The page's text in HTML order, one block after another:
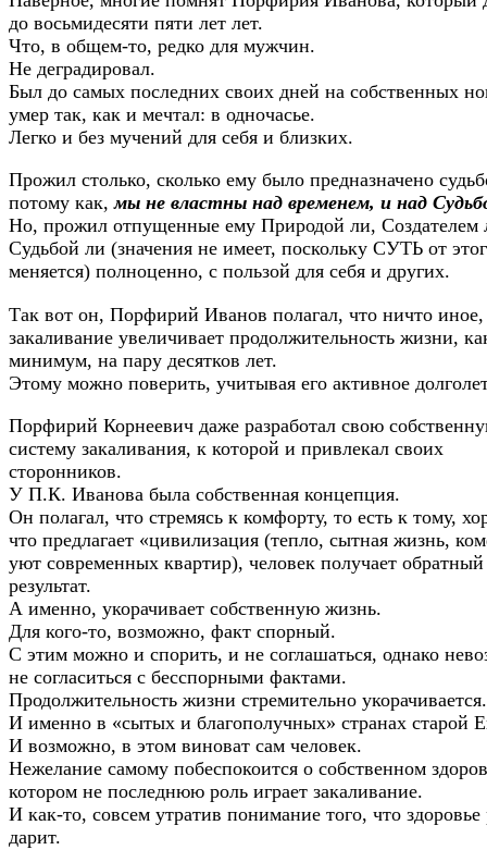
до восьмидесяти пяти лет лет.
Что, в общем-то, редко для мужчин.
Не деградировал.
Был до самых последних своих дней на собственных
умер так, как и мечтал: в одночасье.
Легко и без мучений для себя и близких.
Прожил столько, сколько ему было предназначено
потому как,мы не властны над временем, и над
Но, прожил отпущенные ему Природой ли, Создателем
Судьбой ли (значения не имеет, поскольку СУТЬ от
меняется) полноценно, с пользой для себя и других.
Так вот он, Порфирий Иванов полагал, что ничто иное,
закаливание увеличивает продолжительность жизни,
минимум, на пару десятков лет.
Этому можно поверить, учитывая его активное
Порфирий Корнеевич даже разработал свою
систему закаливания, к которой и привлекал своих
сторонников.
У П.К. Иванова была собственная концепция.
Он полагал, что стремясь к комфорту, то есть к тому,
что предлагает «цивилизация (тепло, сытная жизнь,
уют современных квартир), человек получает обратный
результат.
А именно, укорачивает собственную жизнь.
Для кого-то, возможно, факт спорный.
С этим можно и спорить, и не соглашаться, однако
не согласиться с бесспорными фактами.
Продолжительность жизни стремительно укорачивается.
И именно в «сытых и благополучных» странах старой
И возможно, в этом виноват сам человек.
Нежелание самому побеспокоится о собственном
котором не последнюю роль играет закаливание.
И как-то, совсем утратив понимание того, что здоровье
дарит.